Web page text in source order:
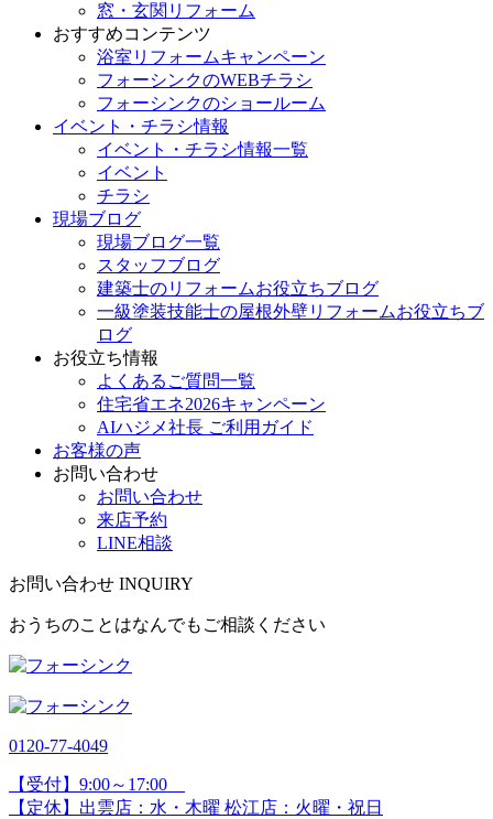
窓・玄関リフォーム
おすすめコンテンツ
浴室リフォームキャンペーン
フォーシンクのWEBチラシ
フォーシンクのショールーム
イベント・チラシ情報
イベント・チラシ情報一覧
イベント
チラシ
現場ブログ
現場ブログ一覧
スタッフブログ
建築士のリフォームお役立ちブログ
一級塗装技能士の屋根外壁リフォームお役立ちブ
ログ
お役立ち情報
よくあるご質問一覧
住宅省エネ2026キャンペーン
AIハジメ社長 ご利用ガイド
お客様の声
お問い合わせ
お問い合わせ
来店予約
LINE相談
お問い合わせ INQUIRY
おうちのことはなんでもご相談ください
0120-77-4049
【受付】9:00～17:00
【定休】出雲店：水・木曜 松江店：火曜・祝日